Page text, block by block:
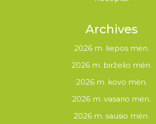
Archives
2026 m. liepos mėn.
2026 m. birželio mėn.
2026 m. kovo mėn.
2026 m. vasario mėn.
2026 m. sausio mėn.